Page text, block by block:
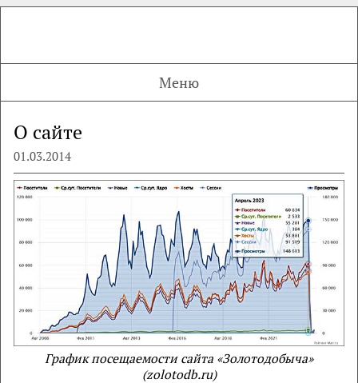
Меню
О сайте
01.03.2014
График посещаемости сайта «Зoлотодобыча»
(zolotodb.ru)